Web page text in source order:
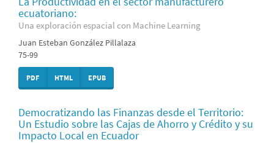
ecuatoriano:
Una exploración espacial con Machine Learning
Juan Esteban González Pillalaza
75-99
PDF HTML EPUB
Democratizando las Finanzas desde el Territorio:
Un Estudio sobre las Cajas de Ahorro y Crédito y su
Impacto Local en Ecuador